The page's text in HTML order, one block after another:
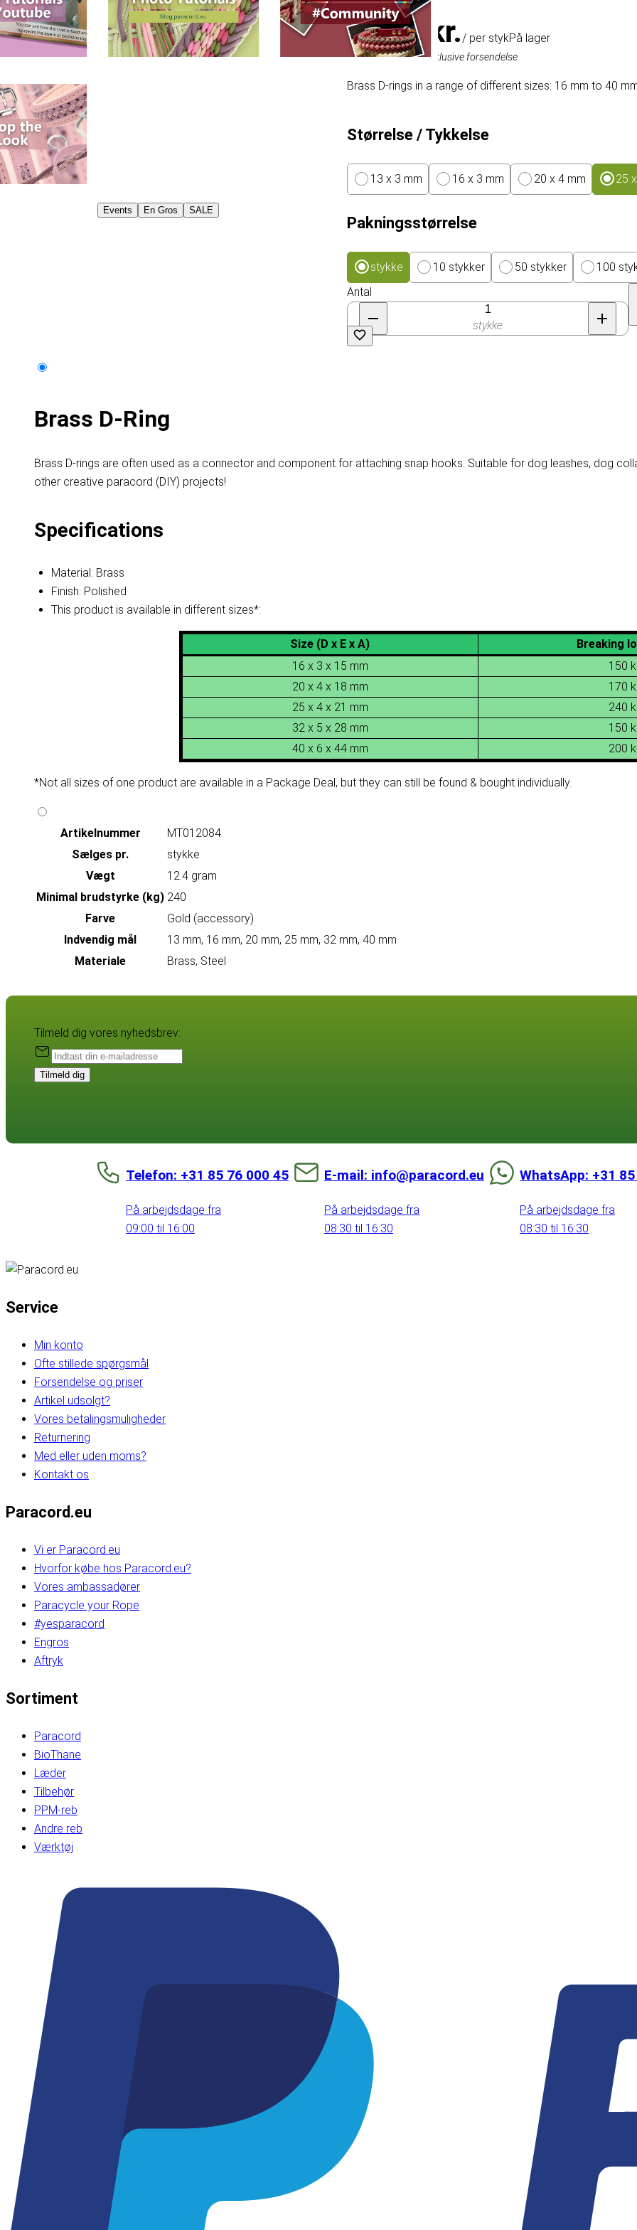
Events En Gros SALE
16,07 kr./ per stykPå lager
Inklusive moms, eksklusive forsendelse
Brass D-rings in a range of different sizes: 16 mm to 40
Størrelse / Tykkelse
13 x 3 mm 16 x 3 mm 20 x 4 mm 25
Pakningsstørrelse
stykke 10 stykker 50 stykker
100
Antal
stykke
Brass D-Ring
Brass D-rings are often used as a connector and component for attaching snap hooks. Suitable for dog leashes, dog
other creative paracord (DIY) projects!
Specifications
Material: Brass
Finish: Polished
This product is available in different sizes*:
Size (D x E x A)
Breaking
16 x 3 x 15 mm
150
20 x 4 x 18 mm
170
25 x 4 x 21 mm
240
32 x 5 x 28 mm
150
40 x 6 x 44 mm
200
*Not all sizes of one product are available in a Package Deal, but they can still be found & bought individually.
Artikelnummer
MT012084
Sælges pr.
stykke
Vægt
12.4 gram
Minimal brudstyrke (kg) 240
Farve
Gold (accessory)
Indvendig mål
13 mm, 16 mm, 20 mm, 25 mm, 32 mm, 40 mm
Materiale
Brass, Steel
Tilmeld dig vores nyhedsbrev:
Tilmeld dig
Telefon: +31 85 76 000 45
På arbejdsdage fra
09:00 til 16:00
E-mail: info@paracord.eu
På arbejdsdage fra
08:30 til 16:30
WhatsApp: +31
På arbejdsdage fra
08:30 til 16:30
Service
Min konto
Ofte stillede spørgsmål
Forsendelse og priser
Artikel udsolgt?
Vores betalingsmuligheder
Returnering
Med eller uden moms?
Kontakt os
Paracord.eu
Vi er Paracord.eu
Hvorfor købe hos Paracord.eu?
Vores ambassadører
Paracycle your Rope
#yesparacord
Engros
Aftryk
Sortiment
Paracord
BioThane
Læder
Tilbehør
PPM-reb
Andre reb
Værktøj